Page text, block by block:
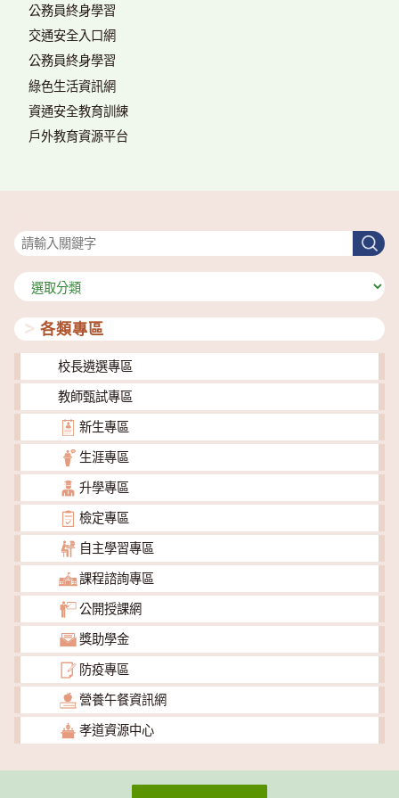
公務員終身學習
交通安全入口網
公務員終身學習
綠色生活資訊網
資通安全教育訓練
戶外教育資源平台
搜
尋
分
類
各類專區
校長遴選專區
教師甄試專區
新生專區
生涯專區
升學專區
檢定專區
自主學習專區
課程諮詢專區
公開授課網
獎助學金
防疫專區
營養午餐資訊網
孝道資源中心